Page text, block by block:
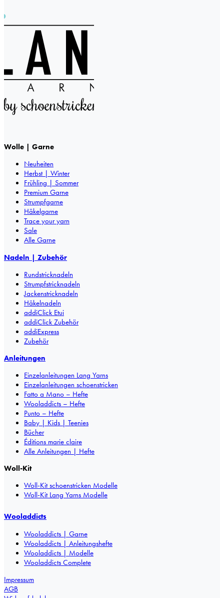
Wolle | Garne
Neuheiten
Herbst | Winter
Frühling | Sommer
Premium Garne
Strumpfgarne
Häkelgarne
Trace your yarn
Sale
Alle Garne
Nadeln | Zubehör
Rundstricknadeln
Strumpfstricknadeln
Jackenstricknadeln
Häkelnadeln
addiClick Etui
addiClick Zubehör
addiExpress
Zubehör
Anleitungen
Einzelanleitungen Lang Yarns
Einzelanleitungen schoenstricken
Fatto a Mano – Hefte
Wooladdicts – Hefte
Punto – Hefte
Baby | Kids | Teenies
Bücher
Éditions marie claire
Alle Anleitungen | Hefte
Woll-Kit
Woll-Kit schoenstricken Modelle
Woll-Kit Lang Yarns Modelle
Wooladdicts
Wooladdicts | Garne
Wooladdicts | Anleitungshefte
Wooladdicts | Modelle
Wooladdicts Complete
Impressum
AGB